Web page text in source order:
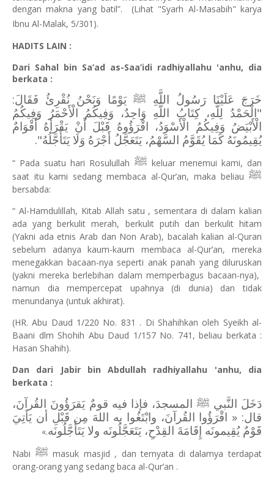
dengan makna yang batil”. (Lihat "Syarh Al-Masabih" karya
Ibnu Al-Malak, 5/301).
HADITS LAIN :
Dari Sahal bin Sa’ad as-Saa’idi radhiyallahu 'anhu, dia
berkata :
خَرَجَ عَلَيْنَا رَسُولُ اللَّهِ ﷺ يَوْمًا وَنَحْنُ نُقْرِئُ فَقَالَ:
"الْحَمْدُ لِلَّهِ، كِتَابُ اللَّهِ وَاحِدٌ، وَفِيكُمُ الْأَحْمَرُ وَفِيكُمُ
الْأَبْيَضُ وَفِيكُمُ الْأَسْوَدُ، اقْرَؤُوهُ قَبْلَ أَنْ يَقْرَأَهُ أَقْوَامٌ
يُقِيمُونَهُ كَمَا يُقَوَّمُ السَّهْمُ، يَتَعَجَّلُ أَجْرَهُ وَلَا يَتَأَجَّلُهُ".
“ Pada suatu hari Rosulullah ﷺ keluar menemui kami, dan
saat itu kami sedang membaca al-Qur’an, maka beliau ﷺ
bersabda:
“ Al-Hamdulillah, Kitab Allah satu , sementara di dalam kalian
ada yang berkulit merah, berkulit putih dan berkulit hitam
(Yakni ada etnis Arab dan Non Arab), bacalah kalian al-Quran
sebelum adanya kaum-kaum membaca al-Qur’an, mereka
menegakkan bacaan-nya seperti anak panah yang diluruskan
(yakni mereka berlebihan dalam memperbagus bacaan-nya),
namun dia mempercepat upahnya (di dunia) dan tidak
menundanya (untuk akhirat).
(HR. Abu Daud 1/220 No. 831 . Di Shahihkan oleh Syeikh al-
Baani dlm Shohih Abu Daud 1/157 No. 741, beliau berkata :
Hasan Shahih).
Dan dari Jabir bin Abdullah radhiyallahu 'anhu, dia
berkata :
دَخَلَ النَّبي ﷺ المسجدَ، فإذا فيه قومٌ يَقرَؤُونَ القُرآنَ،
قال: « اقْرَؤُوا القُرآنَ، وابْتَغُوا به اللهَ مِن قَبْلِ أن يَأتِيَ
قَوْمٌ يُقِيمونَه إِقَامَةَ القِدْحِ، يَتَعَجَّلُونَه ولا يَتَأَجَّلُونَه«.
Nabi ﷺ masuk masjid , dan ternyata di dalamya terdapat
orang-orang yang sedang baca al-Qur’an .